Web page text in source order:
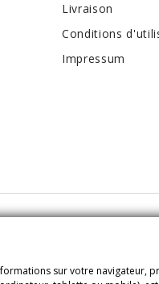
Livraison
Conditions
Impressum
sur votre